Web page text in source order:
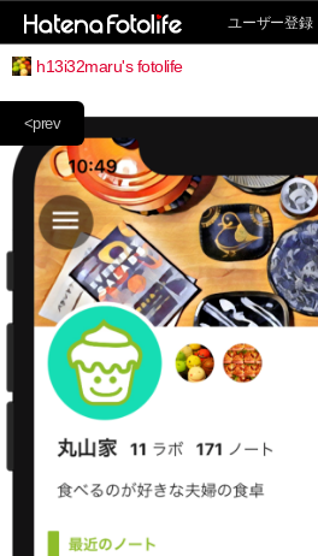
ユーザー登録
h13i32maru's fotolife
<prev